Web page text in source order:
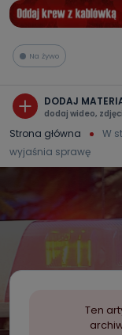
Na żywo
DODAJ
dodaj wideo,
Strona główna
W
wyjaśnia sprawę
Ten